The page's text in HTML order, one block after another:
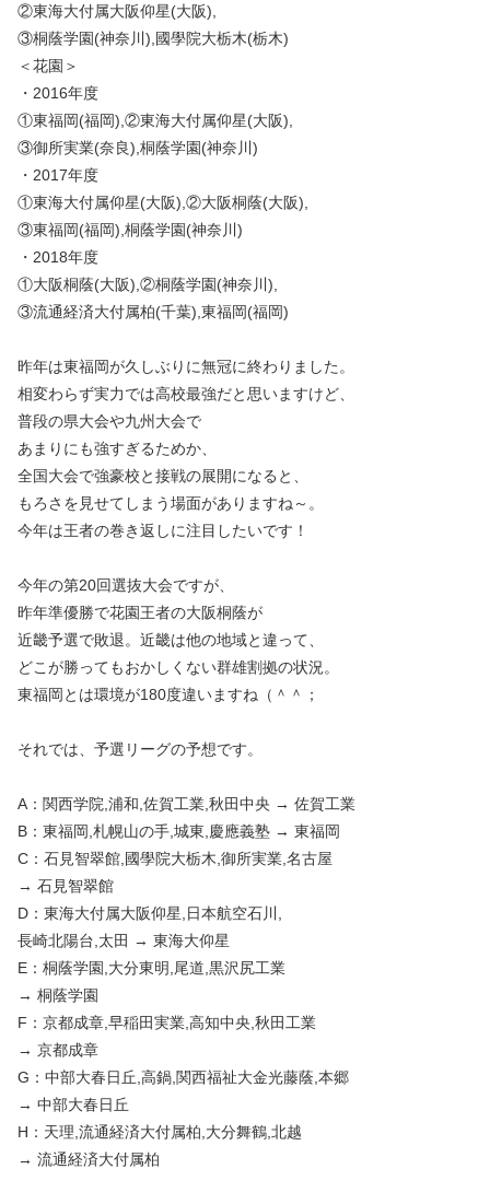
②東海大付属大阪仰星(大阪),
③桐蔭学園(神奈川),國學院大栃木(栃木)
＜花園＞
・2016年度
①東福岡(福岡),②東海大付属仰星(大阪),
③御所実業(奈良),桐蔭学園(神奈川)
・2017年度
①東海大付属仰星(大阪),②大阪桐蔭(大阪),
③東福岡(福岡),桐蔭学園(神奈川)
・2018年度
①大阪桐蔭(大阪),②桐蔭学園(神奈川),
③流通経済大付属柏(千葉),東福岡(福岡)
昨年は東福岡が久しぶりに無冠に終わりました。
相変わらず実力では高校最強だと思いますけど、
普段の県大会や九州大会で
あまりにも強すぎるためか、
全国大会で強豪校と接戦の展開になると、
もろさを見せてしまう場面がありますね～。
今年は王者の巻き返しに注目したいです！
今年の第20回選抜大会ですが、
昨年準優勝で花園王者の大阪桐蔭が
近畿予選で敗退。近畿は他の地域と違って、
どこが勝ってもおかしくない群雄割拠の状況。
東福岡とは環境が180度違いますね（＾＾；
それでは、予選リーグの予想です。
A：関西学院,浦和,佐賀工業,秋田中央 → 佐賀工業
B：東福岡,札幌山の手,城東,慶應義塾 → 東福岡
C：石見智翠館,國學院大栃木,御所実業,名古屋
→ 石見智翠館
D：東海大付属大阪仰星,日本航空石川,
長崎北陽台,太田 → 東海大仰星
E：桐蔭学園,大分東明,尾道,黒沢尻工業
→ 桐蔭学園
F：京都成章,早稲田実業,高知中央,秋田工業
→ 京都成章
G：中部大春日丘,高鍋,関西福祉大金光藤蔭,本郷
→ 中部大春日丘
H：天理,流通経済大付属柏,大分舞鶴,北越
→ 流通経済大付属柏